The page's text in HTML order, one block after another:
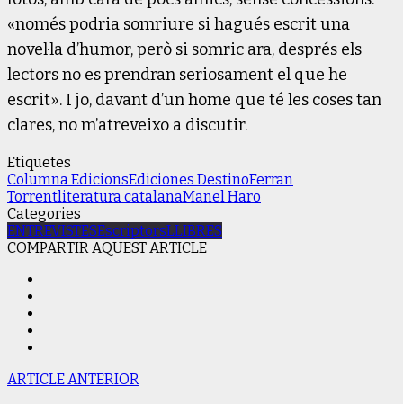
«només podria somriure si hagués escrit una
novel·la d’humor, però si somric ara, després els
lectors no es prendran seriosament el que he
escrit». I jo, davant d’un home que té les coses tan
clares, no m’atreveixo a discutir.
Etiquetes
Columna EdicionsEdiciones DestinoFerran
Torrentliteratura catalanaManel Haro
Categories
ENTREVISTESEscriptorsLLIBRES
COMPARTIR AQUEST ARTICLE
ARTICLE ANTERIOR